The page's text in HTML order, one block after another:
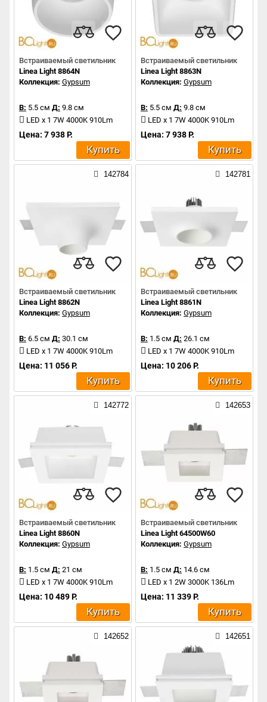
Встраиваемый светильник
Linea Light 8864N
Коллекция: Gypsum
В: 5.5 см Д: 9.8 см
LED x 1 7W 4000K 910Lm
Цена: 7 938 Р.
Купить
Встраиваемый светильник
Linea Light 8863N
Коллекция: Gypsum
В: 5.5 см Д: 9.8 см
LED x 1 7W 4000K 910Lm
Цена: 7 938 Р.
Купить
142784
Встраиваемый светильник
Linea Light 8862N
Коллекция: Gypsum
В: 6.5 см Д: 30.1 см
LED x 1 7W 4000K 910Lm
Цена: 11 056 Р.
Купить
142781
Встраиваемый светильник
Linea Light 8861N
Коллекция: Gypsum
В: 1.5 см Д: 26.1 см
LED x 1 7W 4000K 910Lm
Цена: 10 206 Р.
Купить
142772
Встраиваемый светильник
Linea Light 8860N
Коллекция: Gypsum
В: 1.5 см Д: 21 см
LED x 1 7W 4000K 910Lm
Цена: 10 489 Р.
Купить
142653
Встраиваемый светильник
Linea Light 64500W60
Коллекция: Gypsum
В: 1.5 см Д: 14.6 см
LED x 1 2W 3000K 136Lm
Цена: 11 339 Р.
Купить
142652 142651